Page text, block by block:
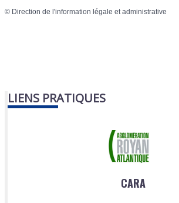
© Direction de l'information légale et administrative
LIENS PRATIQUES
CARA